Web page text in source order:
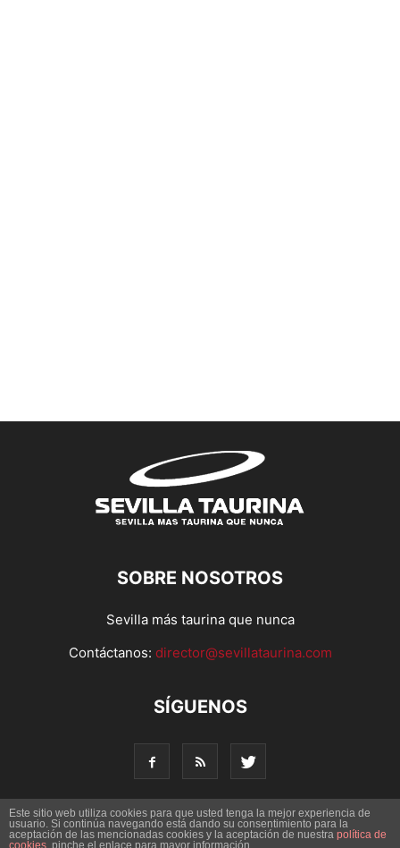
SOBRE NOSOTROS
Sevilla más taurina que nunca
Contáctanos: director@sevillataurina.com
SÍGUENOS
© Copyright 2016 - Sevilla Taurina. Todos los derechos
Este sitio web utiliza cookies para que usted tenga la mejor experiencia de
usuario. Si continúa navegando está dando su consentimiento para la
aceptación de las mencionadas cookies y la aceptación de nuestra política de
cookies , pinche el enlace para mayor información.